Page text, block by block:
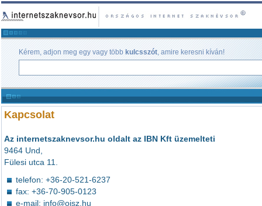
Kérem, adjon meg egy vagy több kulcsszót, amire keresni kíván!
Kapcsolat
Az internetszaknevsor.hu oldalt az IBN Kft üzemelteti
9464 Und,
Fülesi utca 11.
telefon: +36-20-521-6237
fax: +36-70-905-0123
e-mail: info@oisz.hu